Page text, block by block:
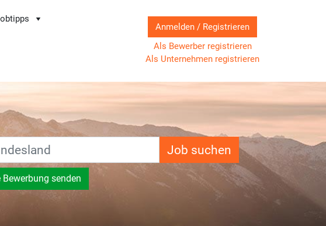
Anmelden / Registrieren
Als Bewerber registrieren
Als Unternehmen registrieren
Job suchen
senden